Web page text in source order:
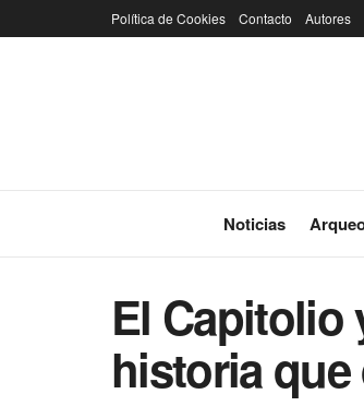
Política de Cookies Contacto Autores
Noticias
El Capitolio
historia